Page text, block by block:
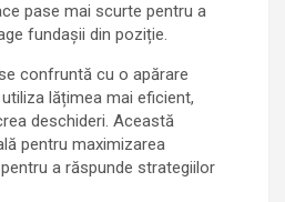
pase mai scurte pentru a
fundașii din poziție.
confruntă cu o apărare
lățimea mai eficient,
deschideri. Această
pentru maximizarea
a răspunde strategiilor